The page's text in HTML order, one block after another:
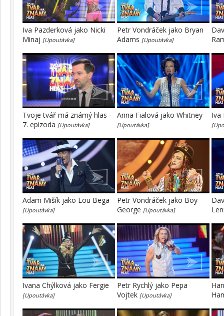
Iva Pazderková jako Nicki
Minaj [Upoutávka]
Petr Vondráček jako Bryan
Adams [Upoutávka]
Tvoje tvář má známý hlas -
7. epizoda [Upoutávka]
Anna Fialová jako Whitney
[Upoutávka]
Iva
Adam Mišík jako Lou Bega
[Upoutávka]
Petr Vondráček jako Boy
George [Upoutávka]
Ivana Chýlková jako Fergie
[Upoutávka]
Petr Rychlý jako Pepa
Vojtek [Upoutávka]